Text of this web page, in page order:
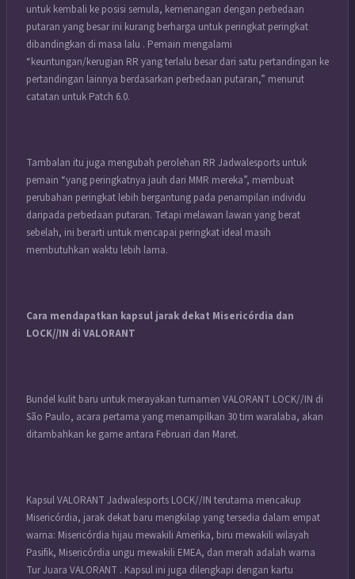
untuk kembali ke posisi semula, kemenangan dengan perbedaan
putaran yang besar ini kurang berharga untuk peringkat peringkat
dibandingkan di masa lalu . Pemain mengalami
“keuntungan/kerugian RR yang terlalu besar dari satu pertandingan ke
pertandingan lainnya berdasarkan perbedaan putaran,” menurut
catatan untuk Patch 6.0.
Tambalan itu juga mengubah perolehan RR Jadwalesports untuk
pemain “yang peringkatnya jauh dari MMR mereka”, membuat
perubahan peringkat lebih bergantung pada penampilan individu
daripada perbedaan putaran. Tetapi melawan lawan yang berat
sebelah, ini berarti untuk mencapai peringkat ideal masih
membutuhkan waktu lebih lama.
Cara mendapatkan kapsul jarak dekat Misericórdia dan
LOCK//IN di VALORANT
Bundel kulit baru untuk merayakan turnamen VALORANT LOCK//IN di
São Paulo, acara pertama yang menampilkan 30 tim waralaba, akan
ditambahkan ke game antara Februari dan Maret.
Kapsul VALORANT Jadwalesports LOCK//IN terutama mencakup
Misericórdia, jarak dekat baru mengkilap yang tersedia dalam empat
warna: Misericórdia hijau mewakili Amerika, biru mewakili wilayah
Pasifik, Misericórdia ungu mewakili EMEA, dan merah adalah warna
Tur Juara VALORANT . Kapsul ini juga dilengkapi dengan kartu